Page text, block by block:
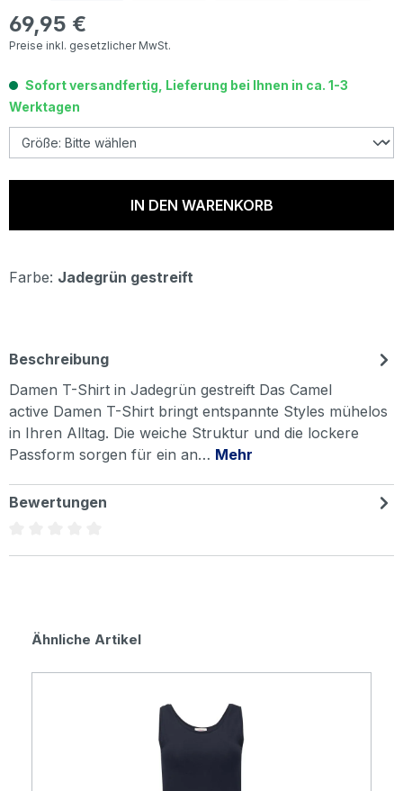
Regulärer Preis:
69,95 €
Preise inkl. gesetzlicher MwSt.
Sofort versandfertig, Lieferung bei Ihnen in ca. 1-3
Werktagen
IN DEN WARENKORB
Farbe: Jadegrün gestreift
Beschreibung
Damen T-Shirt in Jadegrün gestreift Das Camel
active Damen T-Shirt bringt entspannte Styles mühelos
in Ihren Alltag. Die weiche Struktur und die lockere
Passform sorgen für ein an… Mehr
Bewertungen
Produktgalerie überspringen
Ähnliche Artikel